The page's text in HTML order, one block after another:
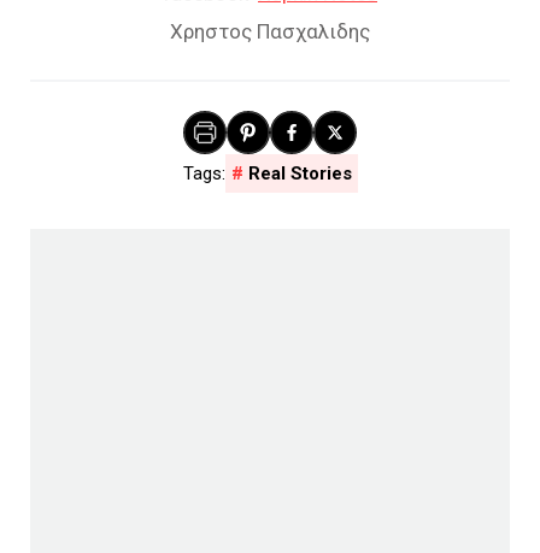
Χρηστος Πασχαλιδης
Real Stories